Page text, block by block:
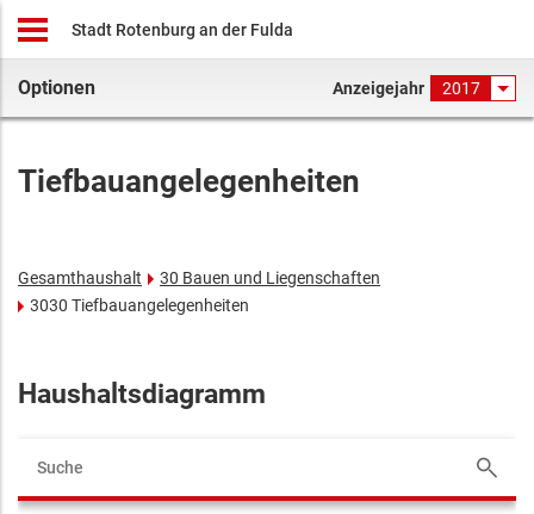
Stadt Rotenburg an der Fulda
Optionen Anzeigejahr 2017
Tiefbauangelegenheiten
Gesamthaushalt
30 Bauen und Liegenschaften
3030 Tiefbauangelegenheiten
Haushaltsdiagramm